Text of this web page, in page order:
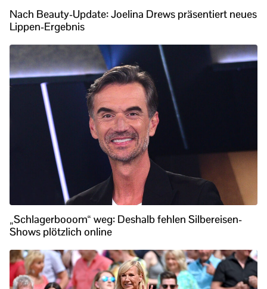
Nach Beauty-Update: Joelina Drews präsentiert neues
Lippen-Ergebnis
„Schlagerbooom“ weg: Deshalb fehlen Silbereisen-
Shows plötzlich online